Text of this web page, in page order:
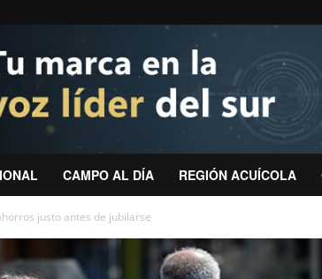
CAMPO AL DÍA REGIÓN ACUÍCOLA
justo antes de jubilarse